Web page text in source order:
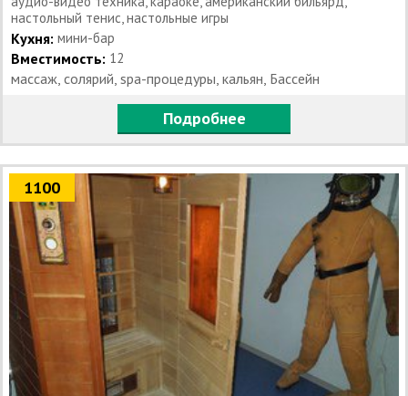
настольный тенис, настольные игры
Кухня: мини-бар
Вместимость: 12
массаж, солярий, spa-процедуры, кальян, Бассейн
Подробнее
1100